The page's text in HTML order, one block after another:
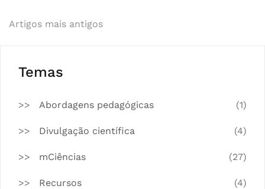
Navegação
artigos
Artigos mais antigos
Temas
Abordagens pedagógicas (1)
Divulgação científica (4)
mCiências (27)
Recursos (4)